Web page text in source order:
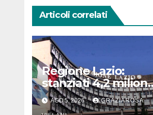
Articoli correlati
Regione Lazio:
stanziati 4,2 milioni
di euro per i 22
Comuni dell’Etruria
AGO 5, 2026 GRAZIAROSA